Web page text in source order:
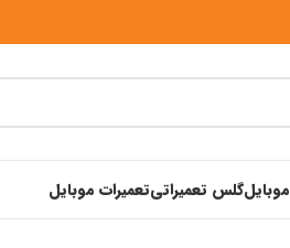
گلس تعمیراتیتعمیرات موبایل